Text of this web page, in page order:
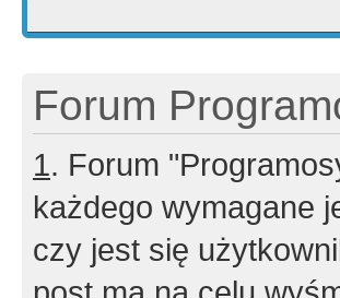
Forum
1. Forum
każdego wymagane
czy jest się